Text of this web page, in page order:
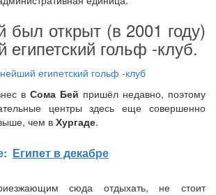
открыт (в 2001 году)
египетский гольф -клуб.
в Сома Бей пришёл недавно, поэтому
центры здесь еще совершенно
чем в Хургаде.
Египет в декабре
сюда отдыхать, не стоит